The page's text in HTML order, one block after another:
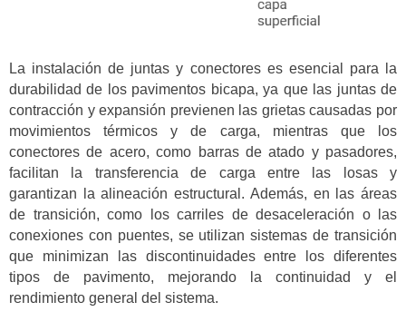
La instalación de juntas y conectores es esencial para la
durabilidad de los pavimentos bicapa, ya que las juntas de
contracción y expansión previenen las grietas causadas por
movimientos térmicos y de carga, mientras que los
conectores de acero, como barras de atado y pasadores,
facilitan la transferencia de carga entre las losas y
garantizan la alineación estructural. Además, en las áreas
de transición, como los carriles de desaceleración o las
conexiones con puentes, se utilizan sistemas de transición
que minimizan las discontinuidades entre los diferentes
tipos de pavimento, mejorando la continuidad y el
rendimiento general del sistema.